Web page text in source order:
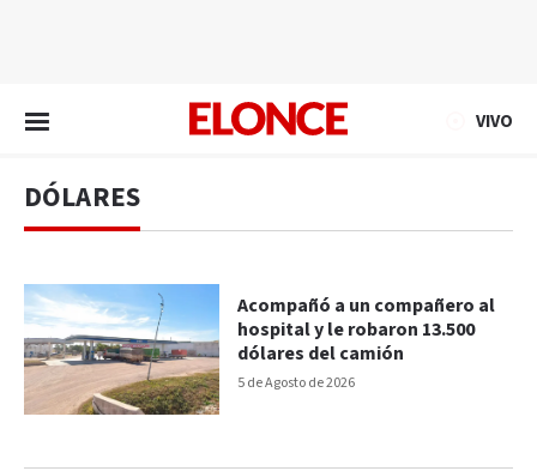
VIVO
DÓLARES
5 de Agosto de 2026
Acompañó a un compañero al
hospital y le robaron 13.500
dólares del camión